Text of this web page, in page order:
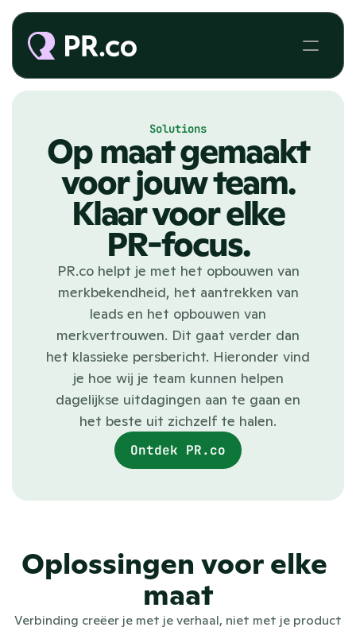
Solutions
Op maat gemaakt
voor jouw team.
Klaar voor elke
PR-focus.
PR.co helpt je met het opbouwen van
merkbekendheid, het aantrekken van
leads en het opbouwen van
merkvertrouwen. Dit gaat verder dan
het klassieke persbericht. Hieronder vind
je hoe wij je team kunnen helpen
dagelijkse uitdagingen aan te gaan en
het beste uit zichzelf te halen.
Ontdek PR.co
Oplossingen voor elke
maat
Verbinding creëer je met je verhaal, niet met je product